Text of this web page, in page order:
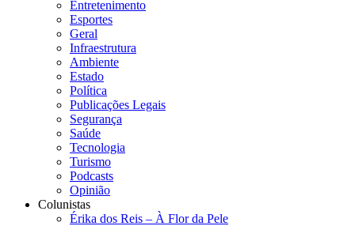
Entretenimento
Esportes
Geral
Infraestrutura
Ambiente
Estado
Política
Publicações Legais
Segurança
Saúde
Tecnologia
Turismo
Podcasts
Opinião
Colunistas
Érika dos Reis​ – À Flor da Pele